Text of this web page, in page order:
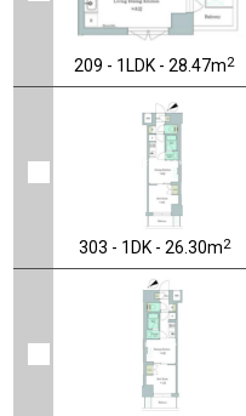
209 - 1LDK - 28.47m2
303 - 1DK - 26.30m2